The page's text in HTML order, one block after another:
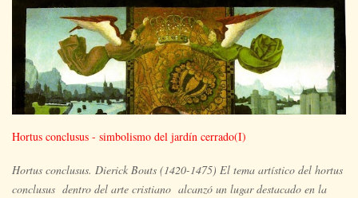
Hortus conclusus - simbolismo del jardín cerrado(I)
Hortus conclusus. Dierick Bouts (1420-1475) El tema artístico del hortus
conclusus dentro del arte cristiano alcanzó un lugar destacado en la